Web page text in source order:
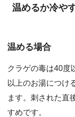
温めるか冷や
温める場合
クラゲの毒は40度
以上のお湯につけ
ます。刺された直
すめです。